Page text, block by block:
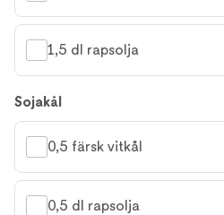
1,5 dl rapsolja
Sojakål
0,5 färsk vitkål
0,5 dl rapsolja